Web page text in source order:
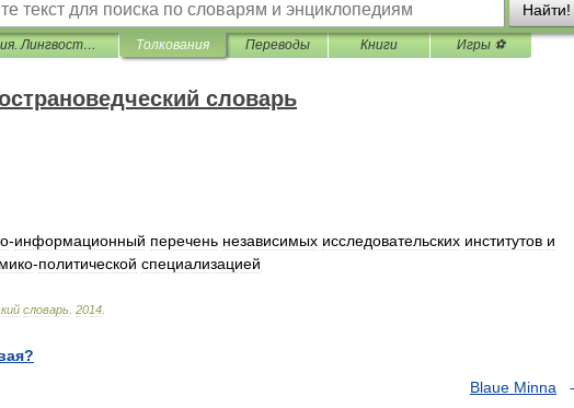
Найти!
Германия. Лингвострановедческий словарь Толкования Переводы Книги Игры ⚽
словарь
-информационный перечень независимых исследовательских институтов и
-политической специализацией
словарь 2014
Blaue Minna